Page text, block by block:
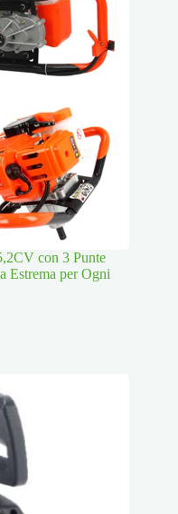
con 3 Punte
Estrema per Ogni